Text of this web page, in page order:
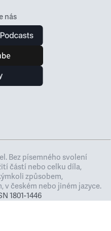
nás
Bez písemného svolení
částí nebo celku díla,
způsobem,
českém nebo jiném jazyce.
1801-1446